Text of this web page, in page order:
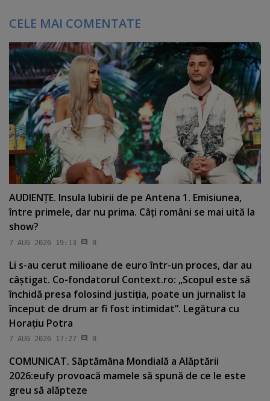
CELE MAI COMENTATE
AUDIENŢE. Insula Iubirii de pe Antena 1. Emisiunea,
între primele, dar nu prima. Câţi români se mai uită la
show?
7 AUG 2026 19:13 0
Li s-au cerut milioane de euro într-un proces, dar au
câştigat. Co-fondatorul Context.ro: „Scopul este să
închidă presa folosind justiţia, poate un jurnalist la
început de drum ar fi fost intimidat”. Legătura cu
Horaţiu Potra
7 AUG 2026 17:27 0
COMUNICAT. Săptămâna Mondială a Alăptării
2026:eufy provoacă mamele să spună de ce le este
greu să alăpteze